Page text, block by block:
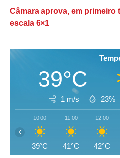
Câmara aprova, em primeiro
escala 6×1
39°C
1 m/s 23%
10:00
39°C
11:00
41°C
12:00
42°C
‹